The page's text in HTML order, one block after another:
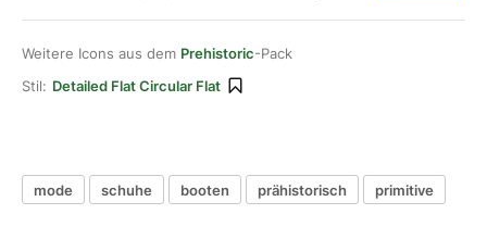
Weitere Icons aus dem Prehistoric-Pack
Stil: Detailed Flat Circular Flat
mode schuhe booten prähistorisch primitive